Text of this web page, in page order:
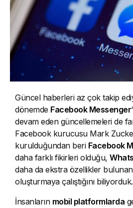
Güncel haberleri az çok takip
dönemde Facebook Messenger
devam eden güncellemeleri de
Facebook kurucusu Mark
kurulduğundan beri Facebook
daha farklı fikirleri olduğu,
daha da ekstra özellikler
oluşturmaya çalıştığını biliyorduk.
İnsanların mobil platformlarda